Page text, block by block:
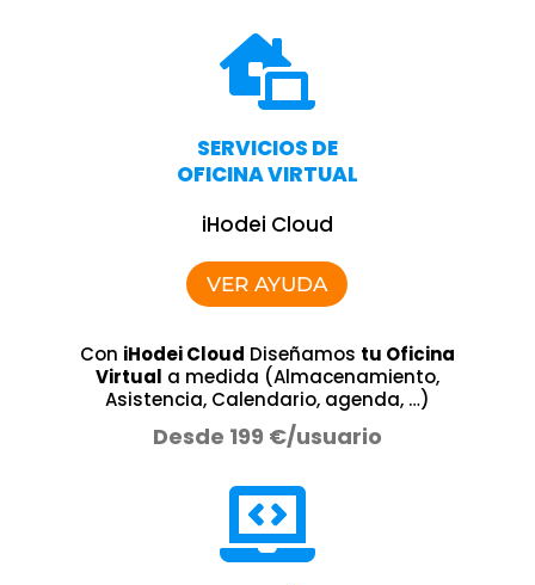

SERVICIOS DE
OFICINA VIRTUAL
iHodei Cloud
VER AYUDA
Con iHodei Cloud Diseñamos tu Oficina
Virtual a medida (Almacenamiento,
Asistencia, Calendario, agenda, …)
Desde 199 €/usuario
